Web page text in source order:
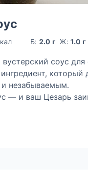
Б: 2.0 г Ж:1.0 г
соус для
который
незабываемым.
— и ваш Цезарь